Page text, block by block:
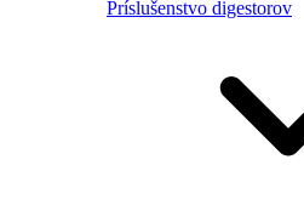
Príslušenstvo digestorov